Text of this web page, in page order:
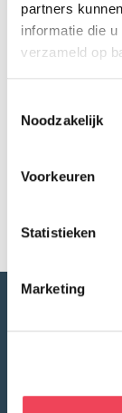
partners
informatie die
verzameld op
Noodzakelijk
Voorkeuren
Statistieken
Marketing
meer